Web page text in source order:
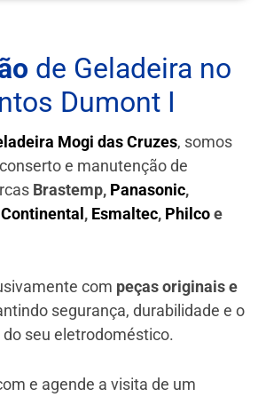
de Geladeira no
Dumont I
Mogi das Cruzes, somos
e manutenção de
Brastemp, Panasonic,
Continental, Esmaltec, Philcoe
com peças originais e
segurança, durabilidade e o
seu eletrodoméstico.
e agende a visita de um